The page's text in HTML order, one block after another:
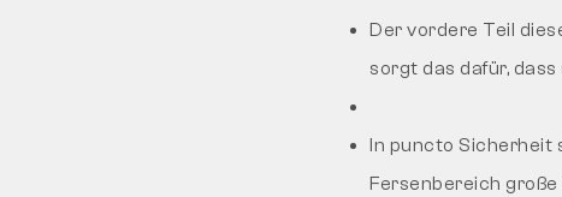
Der vordere Teil
sorgt das dafür,
In puncto Sicherheit
Fersenbereich